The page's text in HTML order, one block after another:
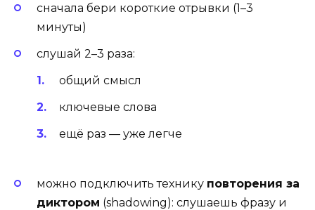
сначала бери короткие отрывки (1–3
минуты)
слушай 2–3 раза:
общий смысл
ключевые слова
ещё раз — уже легче
можно подключить технику повторения за
диктором (shadowing): слушаешь фразу и